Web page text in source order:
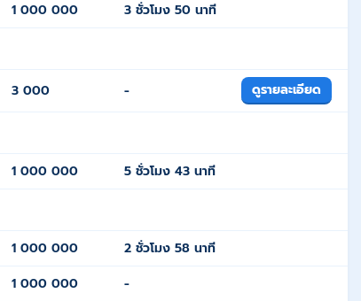
1 000 000 3 ชั่วโมง 50 นาที
3 000 - ดูรายละเอียด
1 000 000 5 ชั่วโมง 43 นาที
1 000 000
2 ชั่วโมง 58 นาที
1 000 000 -